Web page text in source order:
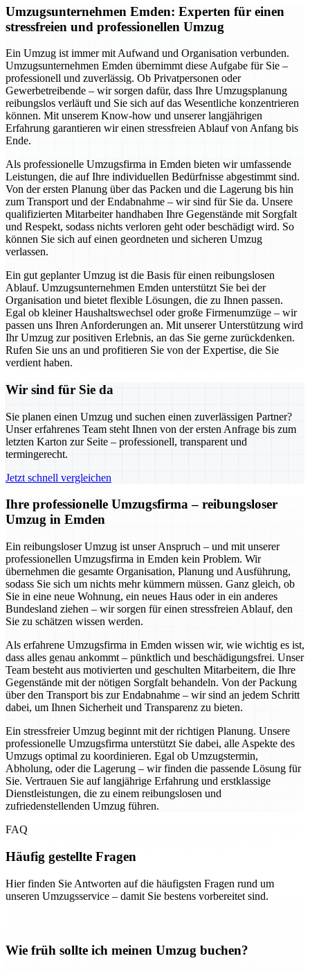
Umzugsunternehmen Emden: Experten für einen
stressfreien und professionellen Umzug
Ein Umzug ist immer mit Aufwand und Organisation verbunden.
Umzugsunternehmen Emden übernimmt diese Aufgabe für Sie –
professionell und zuverlässig. Ob Privatpersonen oder
Gewerbetreibende – wir sorgen dafür, dass Ihre Umzugsplanung
reibungslos verläuft und Sie sich auf das Wesentliche konzentrieren
können. Mit unserem Know-how und unserer langjährigen
Erfahrung garantieren wir einen stressfreien Ablauf von Anfang bis
Ende.
Als professionelle Umzugsfirma in Emden bieten wir umfassende
Leistungen, die auf Ihre individuellen Bedürfnisse abgestimmt sind.
Von der ersten Planung über das Packen und die Lagerung bis hin
zum Transport und der Endabnahme – wir sind für Sie da. Unsere
qualifizierten Mitarbeiter handhaben Ihre Gegenstände mit Sorgfalt
und Respekt, sodass nichts verloren geht oder beschädigt wird. So
können Sie sich auf einen geordneten und sicheren Umzug
verlassen.
Ein gut geplanter Umzug ist die Basis für einen reibungslosen
Ablauf. Umzugsunternehmen Emden unterstützt Sie bei der
Organisation und bietet flexible Lösungen, die zu Ihnen passen.
Egal ob kleiner Haushaltswechsel oder große Firmenumzüge – wir
passen uns Ihren Anforderungen an. Mit unserer Unterstützung wird
Ihr Umzug zur positiven Erlebnis, an das Sie gerne zurückdenken.
Rufen Sie uns an und profitieren Sie von der Expertise, die Sie
verdient haben.
Wir sind für Sie da
Sie planen einen Umzug und suchen einen zuverlässigen Partner?
Unser erfahrenes Team steht Ihnen von der ersten Anfrage bis zum
letzten Karton zur Seite – professionell, transparent und
termingerecht.
Jetzt schnell vergleichen
Ihre professionelle Umzugsfirma – reibungsloser
Umzug in Emden
Ein reibungsloser Umzug ist unser Anspruch – und mit unserer
professionellen Umzugsfirma in Emden kein Problem. Wir
übernehmen die gesamte Organisation, Planung und Ausführung,
sodass Sie sich um nichts mehr kümmern müssen. Ganz gleich, ob
Sie in eine neue Wohnung, ein neues Haus oder in ein anderes
Bundesland ziehen – wir sorgen für einen stressfreien Ablauf, den
Sie zu schätzen wissen werden.
Als erfahrene Umzugsfirma in Emden wissen wir, wie wichtig es ist,
dass alles genau ankommt – pünktlich und beschädigungsfrei. Unser
Team besteht aus motivierten und geschulten Mitarbeitern, die Ihre
Gegenstände mit der nötigen Sorgfalt behandeln. Von der Packung
über den Transport bis zur Endabnahme – wir sind an jedem Schritt
dabei, um Ihnen Sicherheit und Transparenz zu bieten.
Ein stressfreier Umzug beginnt mit der richtigen Planung. Unsere
professionelle Umzugsfirma unterstützt Sie dabei, alle Aspekte des
Umzugs optimal zu koordinieren. Egal ob Umzugstermin,
Abholung, oder die Lagerung – wir finden die passende Lösung für
Sie. Vertrauen Sie auf langjährige Erfahrung und erstklassige
Dienstleistungen, die zu einem reibungslosen und
zufriedenstellenden Umzug führen.
FAQ
Häufig gestellte Fragen
Hier finden Sie Antworten auf die häufigsten Fragen rund um
unseren Umzugsservice – damit Sie bestens vorbereitet sind.
Wie früh sollte ich meinen Umzug buchen?